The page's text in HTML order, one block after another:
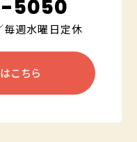
5050
週水曜日定休
こちら